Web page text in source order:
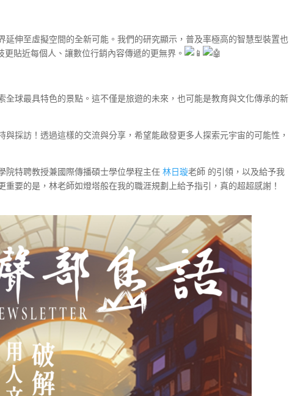
伸至虛擬空間的全新可能。我們的研究顯示，普及率極高的智慧型裝置也
貼近每個人、讓數位行銷內容傳遞的更無界。
球最具特色的景點。這不僅是旅遊的未來，也可能是教育與文化傳承的新
採訪！透過這樣的交流與分享，希望能啟發更多人探索元宇宙的可能性，
特聘教授兼國際傳播碩士學位學程主任林日璇老師 的引領，以及給予我
要的是，林老師如燈塔般在我的職涯規劃上給予指引，真的超超感謝！